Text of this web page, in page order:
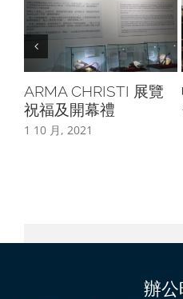
ARMA CHRISTI 展覽
祝福及開幕禮
1 10 月, 2021
辦公